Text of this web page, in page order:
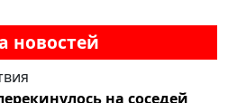
новостей
на соседей